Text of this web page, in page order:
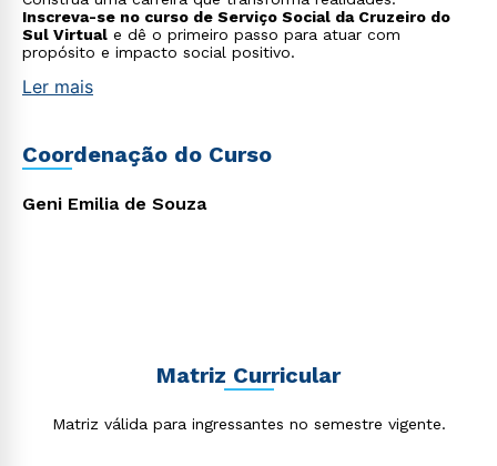
Inscreva-se no curso de Serviço Social da Cruzeiro do
Sul Virtual e dê o primeiro passo para atuar com
propósito e impacto social positivo.
Ler mais
Coordenação do Curso
Geni Emilia de Souza
Matriz Curricular
Matriz válida para ingressantes no semestre vigente.